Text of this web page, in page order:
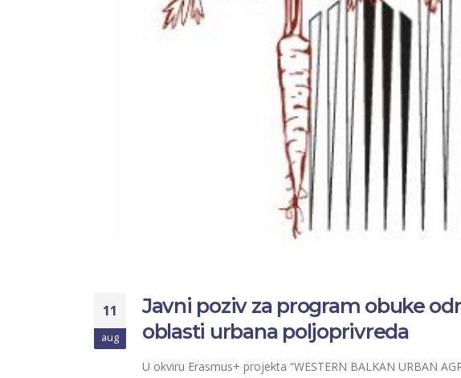
11
aug
Javni poziv za program obuke
oblasti urbana poljoprivreda
U okviru Erasmus+ projekta “WESTERN BALKAN URBAN